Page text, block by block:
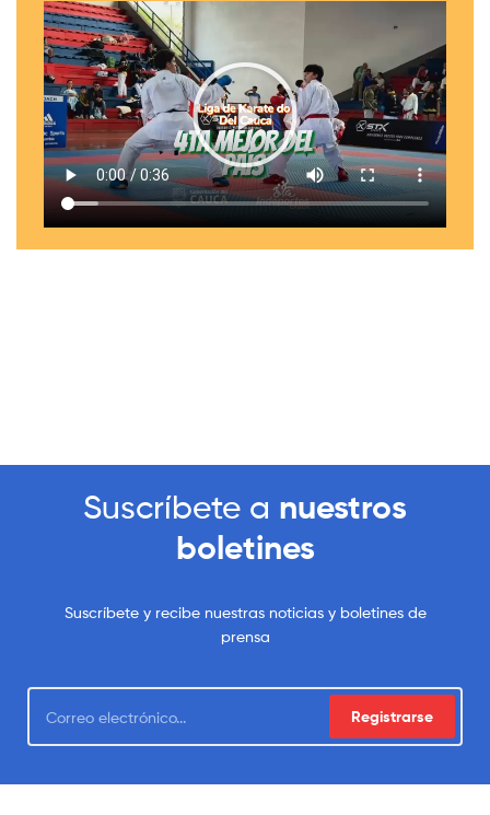
Suscríbete a nuestros
boletines
Suscríbete y recibe nuestras noticias y boletines de
prensa
Registrarse